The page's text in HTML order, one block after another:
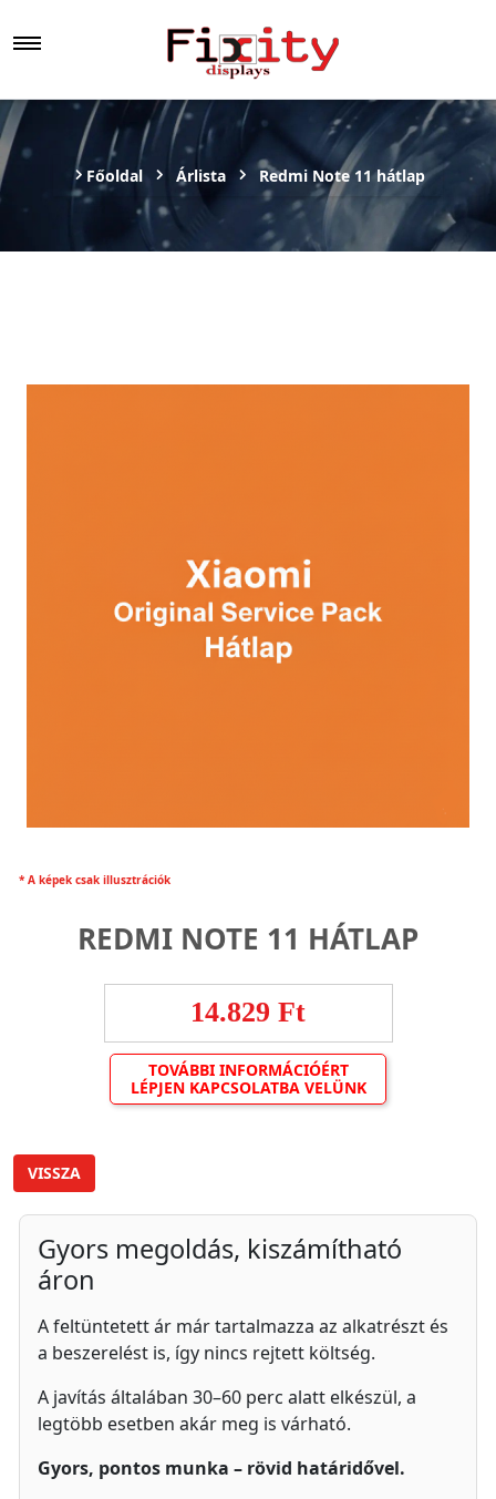
Főoldal Árlista Redmi Note 11 hátlap
* A képek csak illusztrációk
REDMI NOTE 11 HÁTLAP
14.829 Ft
TOVÁBBI INFORMÁCIÓÉRT
LÉPJEN KAPCSOLATBA VELÜNK
VISSZA
Gyors megoldás, kiszámítható
áron
A feltüntetett ár már tartalmazza az alkatrészt és
a beszerelést is, így nincs rejtett költség.
A javítás általában 30–60 perc alatt elkészül, a
legtöbb esetben akár meg is várható.
Gyors, pontos munka – rövid határidővel.